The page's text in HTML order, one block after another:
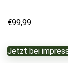
€99,99
Jetzt bei